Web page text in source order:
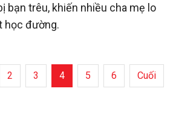
bạn trêu, khiến nhiều cha mẹ lo
học đường.
2 3 4 5 6 Cuối